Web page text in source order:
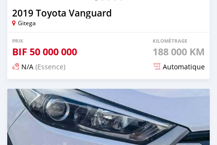
2019 Toyota Vanguard
Gitega
PRIX
BIF 50 000 000
KILOMÉTRAGE
188 000 KM
N/A (Essence) Automatique
Publié il y a 12 mois